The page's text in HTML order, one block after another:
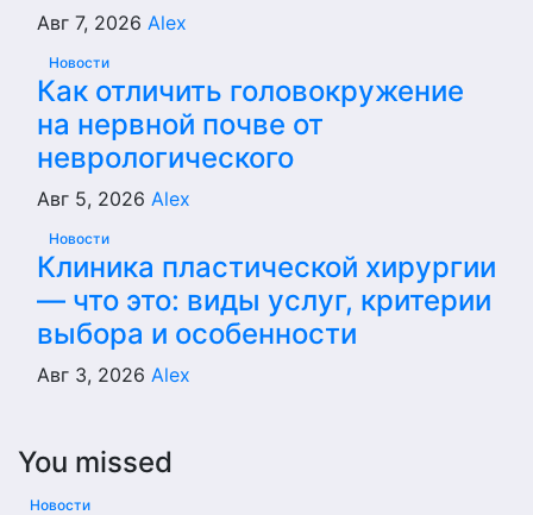
Авг 7, 2026 Alex
Новости
Как отличить головокружение
на нервной почве от
неврологического
Авг 5, 2026 Alex
Новости
Клиника пластической хирургии
— что это: виды услуг, критерии
выбора и особенности
Авг 3, 2026 Alex
You missed
Новости